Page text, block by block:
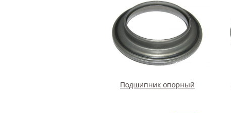
Подшипник опорный